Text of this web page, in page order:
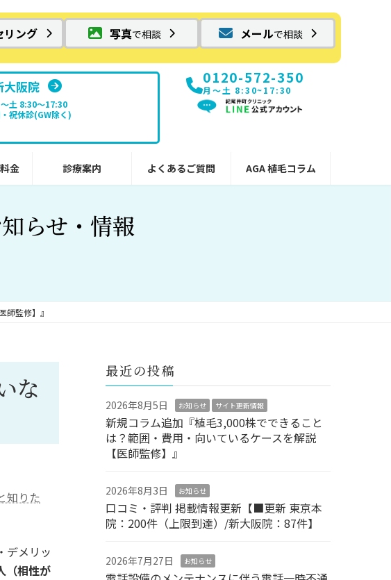
リング 写真で相談 メールで相談
大阪院
土 8:30〜17:30
・祝休診(GW除く)
0120-572-350
月〜土 8:30~17:30
金 診療案内 よくあるご質問 AGA 植毛コラム
らせ・情報
師監修】』
な
知りた
デメリッ
（相性が
最近の投稿
2026年8月5日 お知らせ サイト更新情報
新規コラム追加『植毛3,000株でできること
は？範囲・費用・向いているケースを解説
【医師監修】』
2026年8月3日 お知らせ
口コミ・評判 掲載情報更新【■更新 東京本
院：200件（上限到達）/新大阪院：87件】
2026年7月27日 お知らせ